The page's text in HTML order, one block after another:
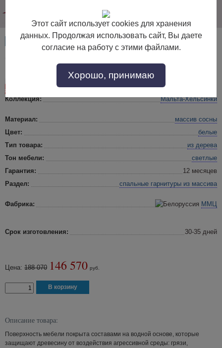
Артикул: 22974
Коллекция: Мальта-Хельсинки
Материал:
массив сосны
Цвет:
белые
Тип товара:
из дерева
Тон мебели:
светлые
Гарантия:
12 месяцев
Раздел:
спальные гарнитуры из массива
Фабрика: ММЦ
Срок изготовления: 30-35 дней
Цена: 188 070 146 570 руб.
Описание товара:
Поверхность мебели покрыта составами на водной основе, которые
защищают древесину от воздействия агрессивной среды: грязи,
Этот сайт использует cookies для хранения
данных. Продолжая использовать сайт, Вы даете
согласие на работу с этими файлами.
Хорошо, принимаю